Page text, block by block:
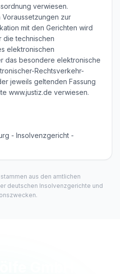
verwiesen.
zur
mit den Gerichten wird
die technischen
elektronischen
das besondere elektronische
Rechtsverkehr-
jeweils geltenden Fassung
www.justiz.de verwiesen.
- Insolvenzgericht -
aus den amtlichen
deutschen Insolvenzgerichte und